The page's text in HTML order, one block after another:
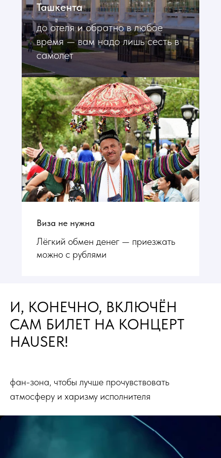
Ташкента
до отеля и обратно в любое
время — вам надо лишь сесть в
самолет
Виза не нужна
Лёгкий обмен денег — приезжать
можно с рублями
И, КОНЕЧНО, ВКЛЮЧЁН
САМ БИЛЕТ НА КОНЦЕРТ
HAUSER!
фан-зона, чтобы лучше прочувствовать
атмосферу и харизму исполнителя